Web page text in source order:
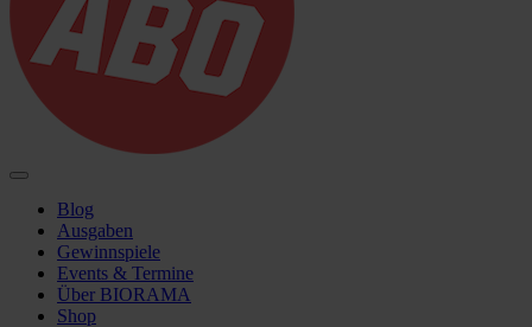
Blog
Ausgaben
Gewinnspiele
Events & Termine
Über BIORAMA
Shop